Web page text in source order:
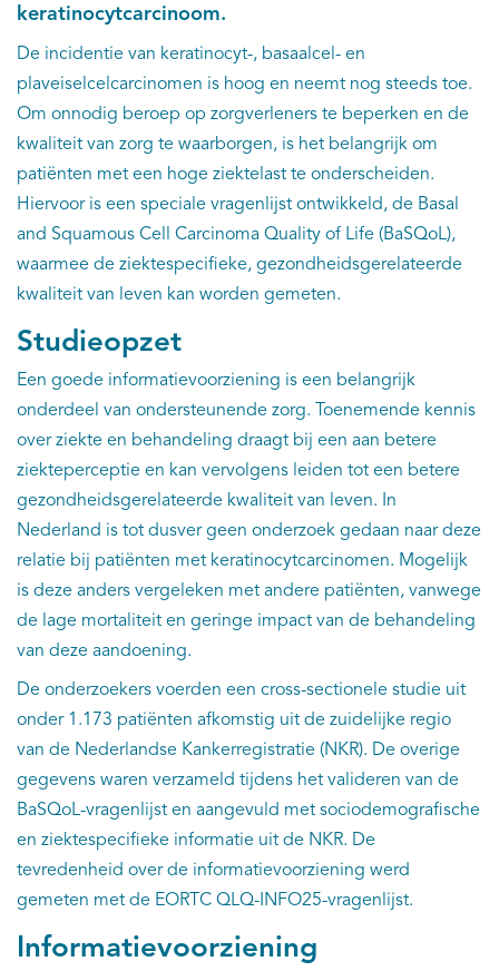
keratinocytcarcinoom.
De incidentie van keratinocyt-, basaalcel- en
plaveiselcelcarcinomen is hoog en neemt nog steeds toe.
Om onnodig beroep op zorgverleners te beperken en de
kwaliteit van zorg te waarborgen, is het belangrijk om
patiënten met een hoge ziektelast te onderscheiden.
Hiervoor is een speciale vragenlijst ontwikkeld, de Basal
and Squamous Cell Carcinoma Quality of Life (BaSQoL),
waarmee de ziektespecifieke, gezondheidsgerelateerde
kwaliteit van leven kan worden gemeten.
Studieopzet
Een goede informatievoorziening is een belangrijk
onderdeel van ondersteunende zorg. Toenemende kennis
over ziekte en behandeling draagt bij een aan betere
ziekteperceptie en kan vervolgens leiden tot een betere
gezondheidsgerelateerde kwaliteit van leven. In
Nederland is tot dusver geen onderzoek gedaan naar deze
relatie bij patiënten met keratinocytcarcinomen. Mogelijk
is deze anders vergeleken met andere patiënten, vanwege
de lage mortaliteit en geringe impact van de behandeling
van deze aandoening.
De onderzoekers voerden een cross-sectionele studie uit
onder 1.173 patiënten afkomstig uit de zuidelijke regio
van de Nederlandse Kankerregistratie (NKR). De overige
gegevens waren verzameld tijdens het valideren van de
BaSQoL-vragenlijst en aangevuld met sociodemografische
en ziektespecifieke informatie uit de NKR. De
tevredenheid over de informatievoorziening werd
gemeten met de EORTC QLQ-INFO25-vragenlijst.
Informatievoorziening